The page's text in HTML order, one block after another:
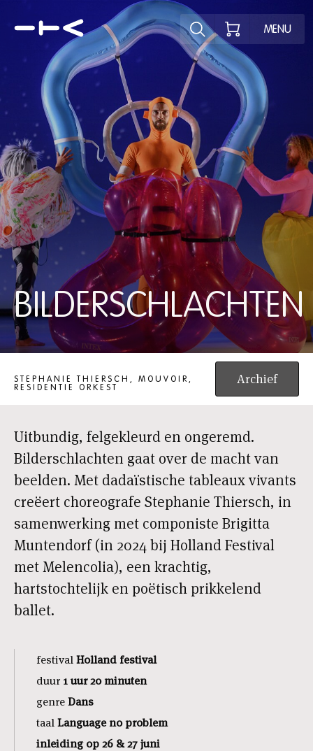
Ontdek het
MENU
BILDERSCHLACHTEN
BILDERSCHLACHTEN
STEPHANIE THIERSCH, MOUVOIR,
RESIDENTIE ORKEST
Archief
Uitbundig, felgekleurd en ongeremd.
Bilderschlachten gaat over de macht van
beelden. Met dadaïstische tableaux vivants
creëert choreografe Stephanie Thiersch, in
samenwerking met componiste Brigitta
Muntendorf (in 2024 bij Holland Festival
met Melencolia), een krachtig,
hartstochtelijk en poëtisch prikkelend
ballet.
festival Holland festival
duur 1 uur 20 minuten
genre Dans
taal Language no problem
inleiding op 26 & 27 juni